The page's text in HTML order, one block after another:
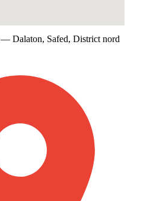
— Dalaton, Safed, District nord